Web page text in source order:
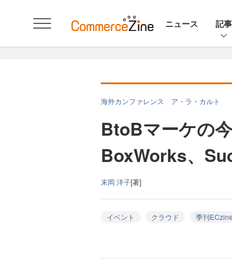
ニュース 記事
海外カンファレンス ア・ラ・カルト
BtoBマーケの
BoxWorks、
末岡 洋子[著]
イベント クラウド 季刊ECzine